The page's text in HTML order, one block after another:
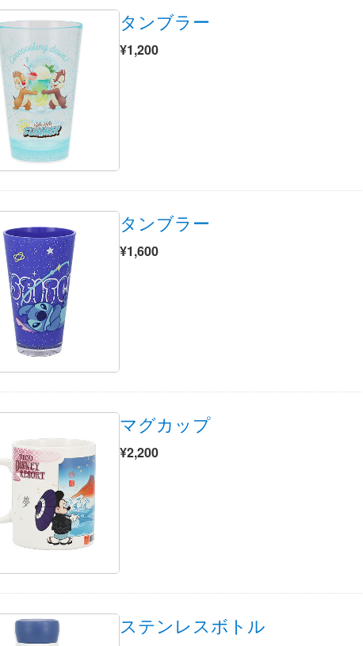
タンブラー
¥1,200
タンブラー
¥1,600
マグカップ
¥2,200
ステンレスボトル